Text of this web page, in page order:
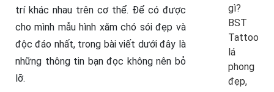
trí khác nhau trên cơ thể. Để có được
cho mình mẫu hình xăm chó sói đẹp và
độc đáo nhất, trong bài viết dưới đây là
những thông tin bạn đọc không nên bỏ
lỡ.
gì?
BST
Tattoo
lá
phong
đẹp,